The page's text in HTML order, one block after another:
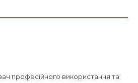
професійного використання та